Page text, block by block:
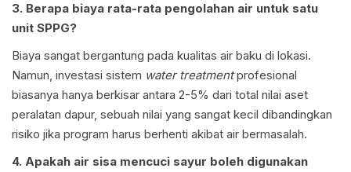
3. Berapa biaya rata-rata pengolahan air untuk satu
unit SPPG?
Biaya sangat bergantung pada kualitas air baku di lokasi.
Namun, investasi sistem water treatmentprofesional
biasanya hanya berkisar antara 2-5% dari total nilai aset
peralatan dapur, sebuah nilai yang sangat kecil dibandingkan
risiko jika program harus berhenti akibat air bermasalah.
4. Apakah air sisa mencuci sayur boleh digunakan